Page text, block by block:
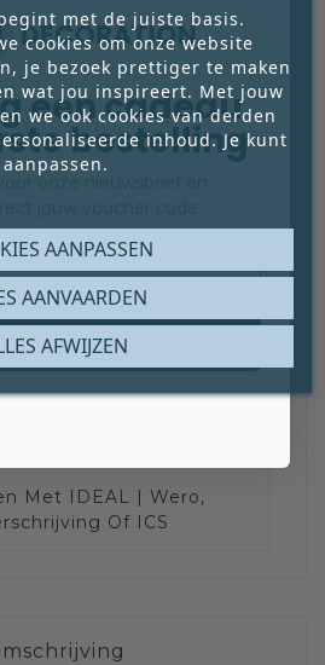
Met IDEAL | Wero,
Of ICS
met de juiste basis.
cookies om onze website
je bezoek prettiger te maken
wat jou inspireert. Met jouw
we ook cookies van derden
inhoud. Je kunt
AANPASSEN
AFWIJZEN
AANVAARDEN
een cadeau
bestelling
jouw voucher code.
gratis cadeau